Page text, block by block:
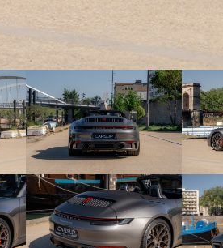
de son carnet
ainsi que de ses deux clés. Le
db2ad428eabb